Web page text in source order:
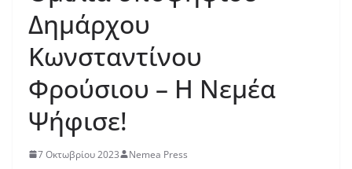
Δημάρχου
Κωνσταντίνου
Φρούσιου – Η Νεμέα
Ψήφισε!
7 Οκτωβρίου 2023 Nemea Press